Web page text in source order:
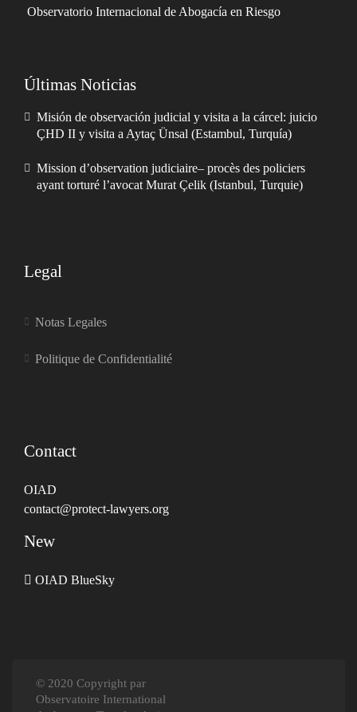
Observatorio Internacional de Abogacía en Riesgo
Últimas Noticias
Misión de observación judicial y visita a la cárcel: juicio
ÇHD II y visita a Aytaç Ünsal (Estambul, Turquía)
Mission d’observation judiciaire– procès des policiers
ayant torturé l’avocat Murat Çelik (Istanbul, Turquie)
Legal
Notas Legales
Politique de Confidentialité
Contact
OIAD
contact@protect-lawyers.org
New
OIAD BlueSky
© 2020 Copyright par
Observatoire International